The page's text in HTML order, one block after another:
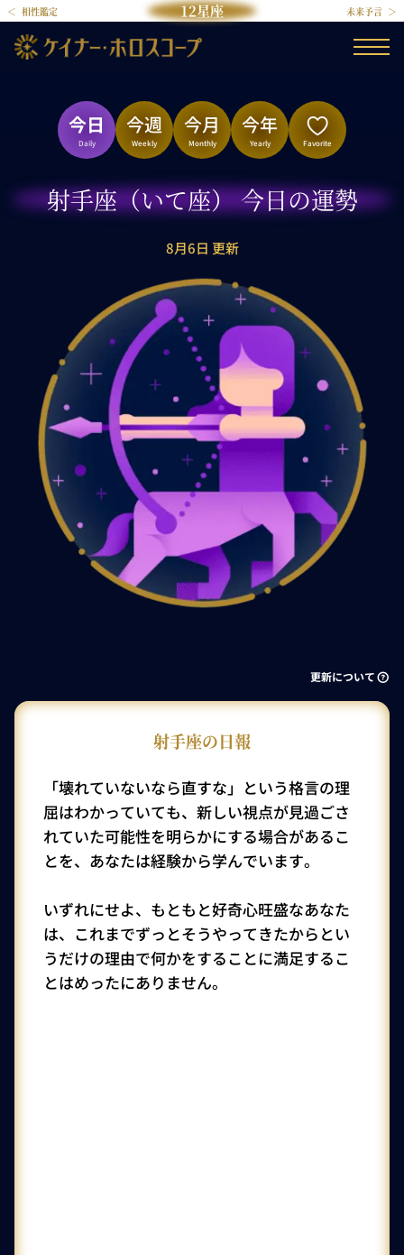
相性鑑定 12星座 未来予言
今日
Daily
今週
Weekly
今月
Monthly
今年
Yearly Favorite
射手座（いて座） 今日の運勢
8月6日 更新
更新について
射手座の日報
「壊れていないなら直すな」という格言の理
屈はわかっていても、新しい視点が見過ごさ
れていた可能性を明らかにする場合があるこ
とを、あなたは経験から学んでいます。
いずれにせよ、もともと好奇心旺盛なあなた
は、これまでずっとそうやってきたからとい
うだけの理由で何かをすることに満足するこ
とはめったにありません。